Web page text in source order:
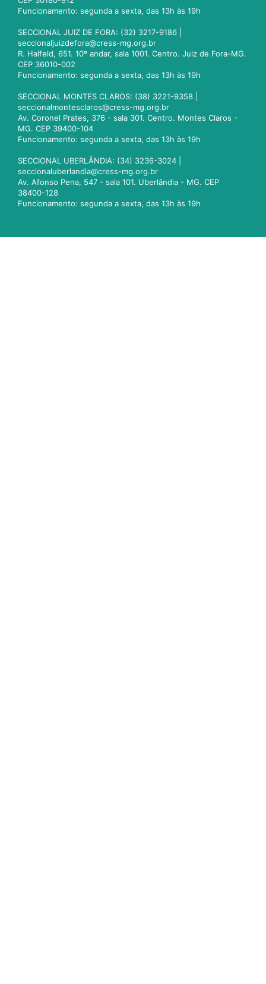
Funcionamento: segunda a sexta, das 13h às 19h
SECCIONAL JUIZ DE FORA: (32) 3217-9186 |
seccionaljuizdefora@cress-mg.org.br
R. Halfeld, 651. 10º andar, sala 1001. Centro. Juiz de Fora-MG.
CEP 36010-002
Funcionamento: segunda a sexta, das 13h às 19h
SECCIONAL MONTES CLAROS: (38) 3221-9358 |
seccionalmontesclaros@cress-mg.org.br
Av. Coronel Prates, 376 - sala 301. Centro. Montes Claros -
MG. CEP 39400-104
Funcionamento: segunda a sexta, das 13h às 19h
SECCIONAL UBERLÂNDIA: (34) 3236-3024 |
seccionaluberlandia@cress-mg.org.br
Av. Afonso Pena, 547 - sala 101. Uberlândia - MG. CEP
38400-128
Funcionamento: segunda a sexta, das 13h às 19h